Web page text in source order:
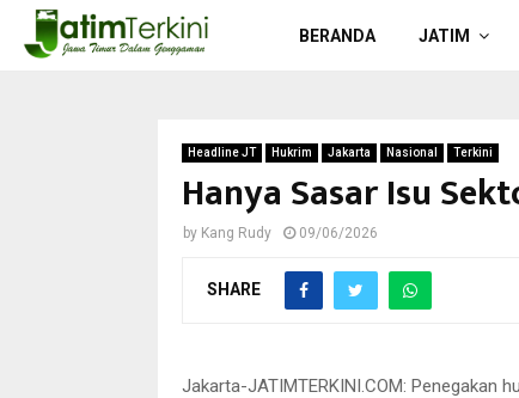
BERANDA JATIM
Headline JT Hukrim Jakarta Nasional Terkini
Hanya Sasar Isu
by Kang Rudy 09/06/2026
SHARE
Jakarta-JATIMTERKINI.COM: Penegakan